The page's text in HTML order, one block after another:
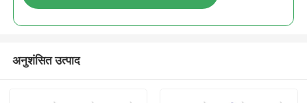
अनुशंसित उत्पाद